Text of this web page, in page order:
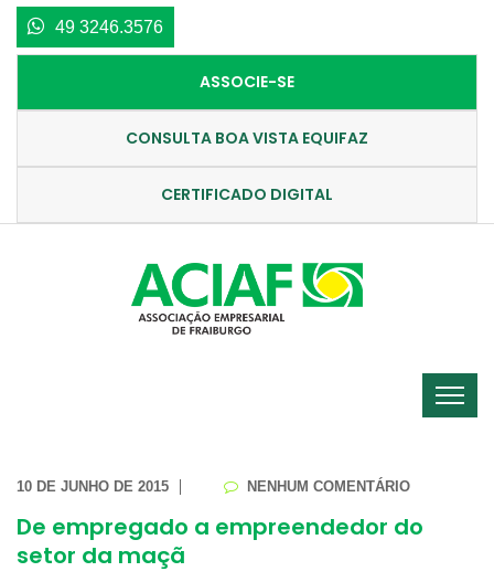
49 3246.3576
ASSOCIE-SE
CONSULTA BOA VISTA EQUIFAZ
CERTIFICADO DIGITAL
10 DE JUNHO DE 2015 NENHUM COMENTÁRIO
De empregado a empreendedor do
setor da maçã